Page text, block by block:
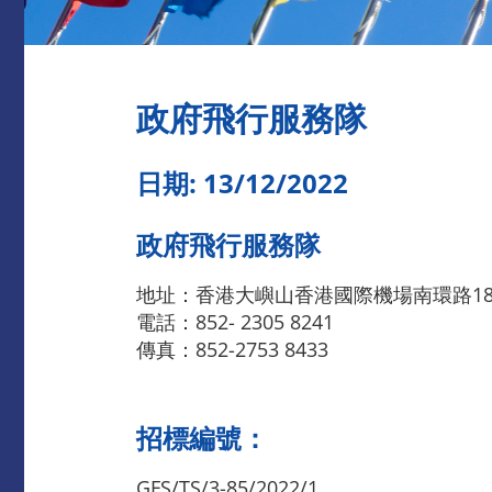
政府飛行服務隊
日期: 13/12/2022
政府飛行服務隊
地址：香港大嶼山香港國際機場南環路
電話：852- 2305 8241
傳真：852-2753 8433
招標編號：